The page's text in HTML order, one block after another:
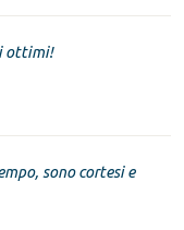
ottimi!
sono cortesi e